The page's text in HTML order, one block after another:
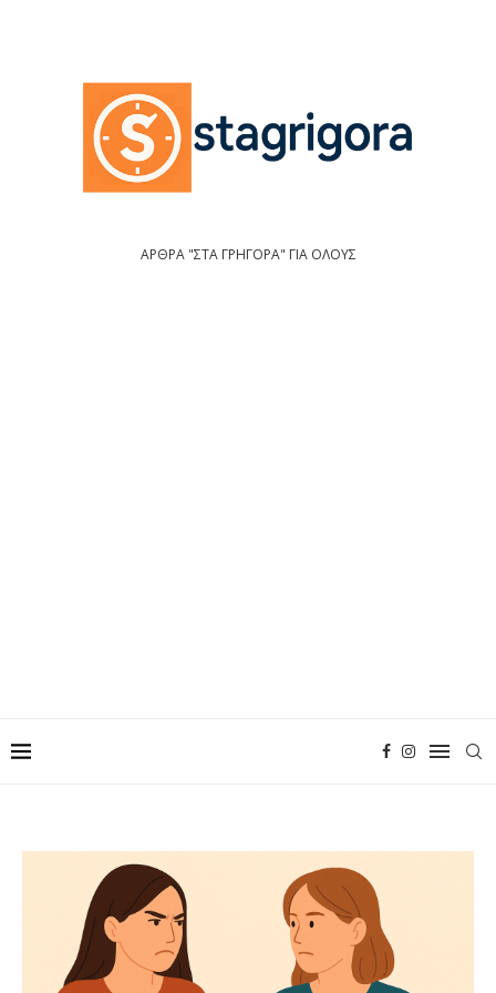
ΑΡΘΡΑ "ΣΤΑ ΓΡΗΓΟΡΑ" ΓΙΑ ΟΛΟΥΣ